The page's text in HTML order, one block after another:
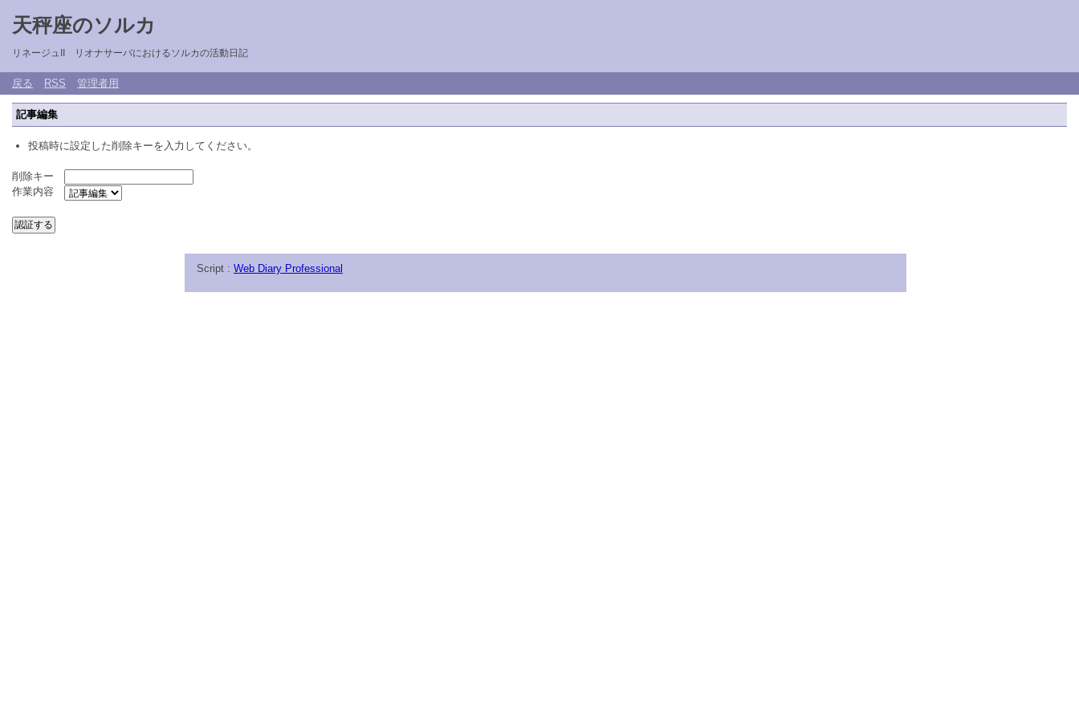
天秤座のソルカ
リネージュII リオナサーバにおけるソルカの活動日記
戻る RSS 管理者用
記事編集
投稿時に設定した削除キーを入力してください。
削除キー
作業内容
Script : Web Diary Professional